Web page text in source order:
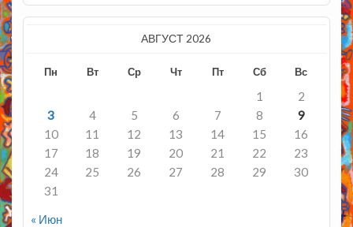
АВГУСТ 2026
Пн Вт Ср Чт Пт Сб Вс
« Июн
1
2
3
4 5 6 7 8
9
10
11 12 13 14 15
16
17
18 19 20 21 22
23
24
25 26 27 28 29
30
31